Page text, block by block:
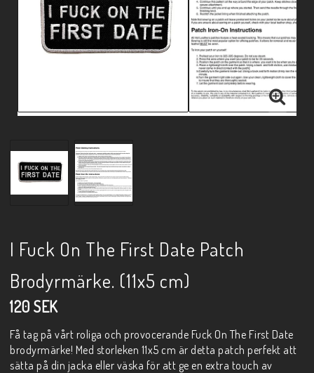
I Fuck On The First Date Patch
Brodyrmärke. (11x5 cm)
120 SEK
Få tag på vårt roliga och provocerande Fuck On The First Date
brodyrmärke! Med storleken 11x5 cm är detta patch perfekt att
sätta på din jacka eller väska för att ge en extra touch av